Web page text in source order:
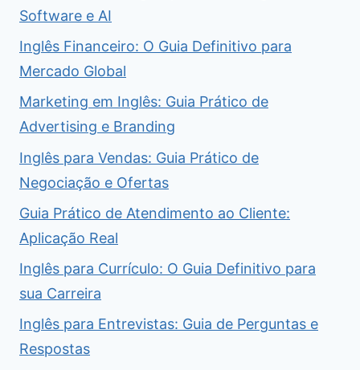
Software e AI
Inglês Financeiro: O Guia Definitivo para
Mercado Global
Marketing em Inglês: Guia Prático de
Advertising e Branding
Inglês para Vendas: Guia Prático de
Negociação e Ofertas
Guia Prático de Atendimento ao Cliente:
Aplicação Real
Inglês para Currículo: O Guia Definitivo para
sua Carreira
Inglês para Entrevistas: Guia de Perguntas e
Respostas